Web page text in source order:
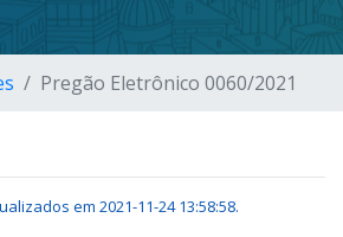
Pregão Eletrônico 0060/2021
em 2021-11-24 13:58:58.